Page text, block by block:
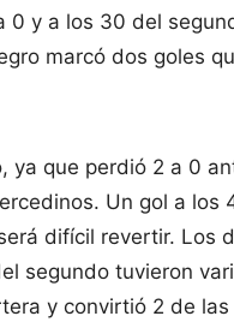
0 y a los 30 del
marcó dos goles
ya que perdió 2 a 0
Un gol a
difícil revertir. Los
segundo tuvieron
y convirtió 2 de